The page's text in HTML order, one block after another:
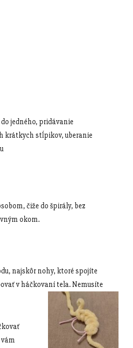
jedného, pridávanie
krátkych stĺpikov, uberanie
čiže do špirály, bez
okom.
najskôr nohy, ktoré spojíte
v háčkovaní tela. Nemusíte